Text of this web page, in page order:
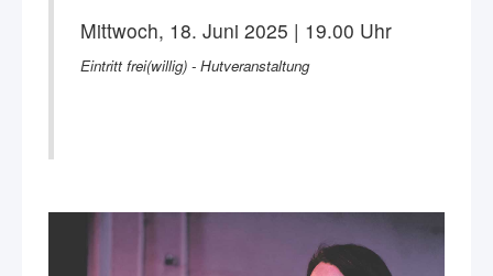
Mittwoch, 18. Juni 2025 | 19.00 Uhr
Eintritt frei(willig) - Hutveranstaltung